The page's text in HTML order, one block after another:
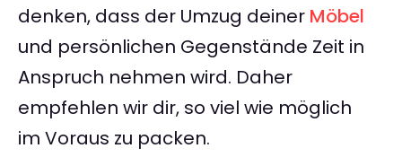
denken, dass der Umzug deiner Möbel
und persönlichen Gegenstände Zeit in
Anspruch nehmen wird. Daher
empfehlen wir dir, so viel wie möglich
im Voraus zu packen.